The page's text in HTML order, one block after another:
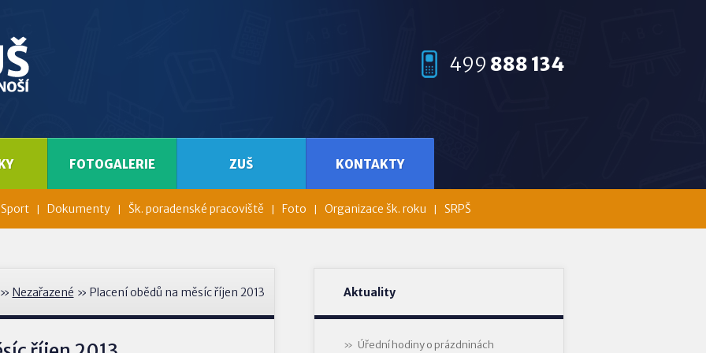
499 888 134
Sport Dokumenty Šk. poradenské pracoviště Foto Organizace šk. roku SRPŠ
FOTOGALERIE ZUŠ KONTAKTY
Nezařazené » Placení obědů na měsíc říjen 2013 Aktuality
Úřední hodiny o prázdninách